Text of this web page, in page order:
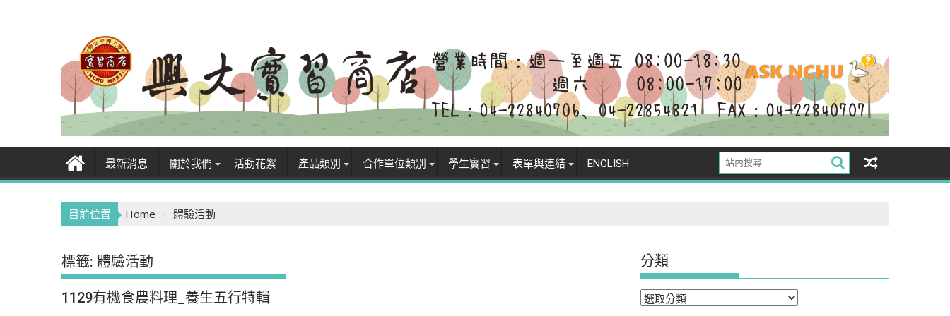
最新消息 關於我們 活動花絮 產品類別 合作單位類別 學生實習 表單與連結 ENGLISH
目前位置 Home 體驗活動
標籤: 體驗活動
1129有機食農料理_養生五行特輯
分類
分